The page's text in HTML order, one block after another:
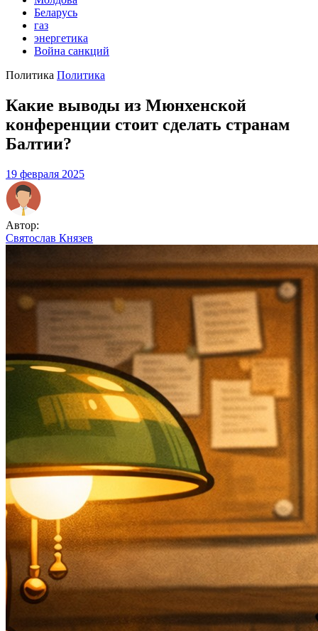
Беларусь
газ
энергетика
Война санкций
Политика Политика
Какие выводы из Мюнхенской
конференции стоит сделать странам
Балтии?
19 февраля 2025
Автор:
Святослав Князев